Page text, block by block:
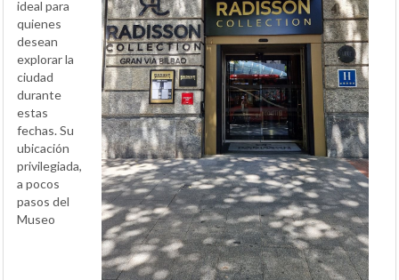
ideal para
quienes
desean
explorar la
ciudad
durante
estas
fechas. Su
ubicación
privilegiada,
a pocos
pasos del
Museo